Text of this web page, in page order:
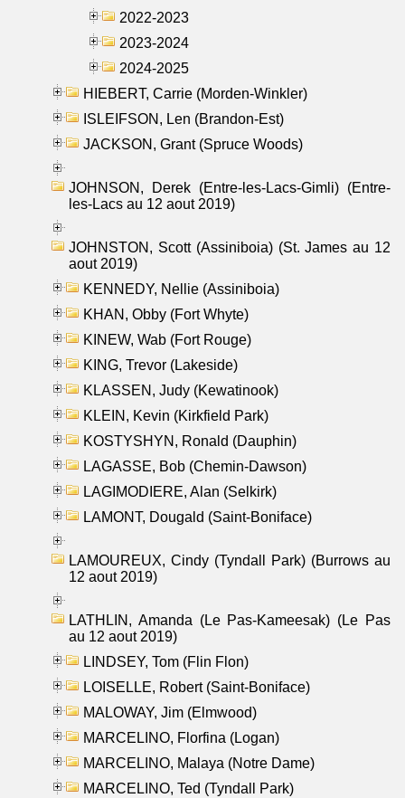
2022-2023
2023-2024
2024-2025
HIEBERT, Carrie (Morden-Winkler)
ISLEIFSON, Len (Brandon-Est)
JACKSON, Grant (Spruce Woods)
JOHNSON, Derek (Entre-les-Lacs-Gimli) (Entre-
les-Lacs au 12 aout 2019)
JOHNSTON, Scott (Assiniboia) (St. James au 12
aout 2019)
KENNEDY, Nellie (Assiniboia)
KHAN, Obby (Fort Whyte)
KINEW, Wab (Fort Rouge)
KING, Trevor (Lakeside)
KLASSEN, Judy (Kewatinook)
KLEIN, Kevin (Kirkfield Park)
KOSTYSHYN, Ronald (Dauphin)
LAGASSE, Bob (Chemin-Dawson)
LAGIMODIERE, Alan (Selkirk)
LAMONT, Dougald (Saint-Boniface)
LAMOUREUX, Cindy (Tyndall Park) (Burrows au
12 aout 2019)
LATHLIN, Amanda (Le Pas-Kameesak) (Le Pas
au 12 aout 2019)
LINDSEY, Tom (Flin Flon)
LOISELLE, Robert (Saint-Boniface)
MALOWAY, Jim (Elmwood)
MARCELINO, Florfina (Logan)
MARCELINO, Malaya (Notre Dame)
MARCELINO, Ted (Tyndall Park)